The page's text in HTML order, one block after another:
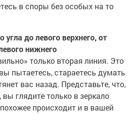
в споры без особых на то
до левого верхнего, от
нижнего
только вторая линия. Это
пытаетесь, стараетесь думать
вас назад. Представьте, что,
глядите только в зеркало
происходит и в вашей